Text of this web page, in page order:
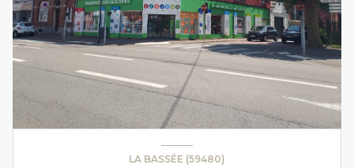
LA BASSÉE (59480)